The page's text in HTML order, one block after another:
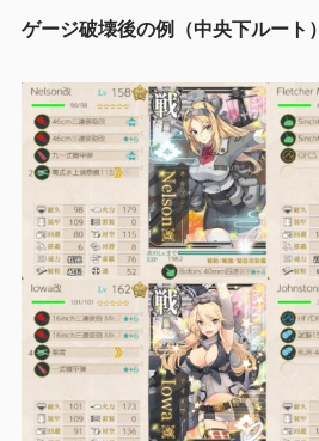
ゲージ破壊後の例（中央下ルート）